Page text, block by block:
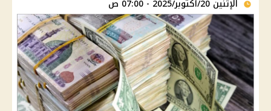
الإثنين 20/أكتوبر/2025 - 07:00 ص